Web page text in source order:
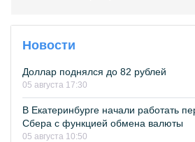
Новости
Доллар поднялся до 82 рублей
05 августа 17:30
В Екатеринбурге начали работать
Сбера с функцией обмена валюты
05 августа 10:50